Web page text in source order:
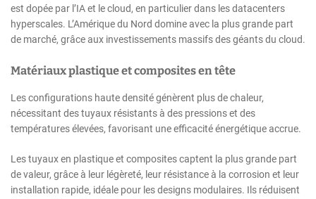
est dopée par l’IA et le cloud, en particulier dans les datacenters
hyperscales. L’Amérique du Nord domine avec la plus grande part
de marché, grâce aux investissements massifs des géants du cloud.
Matériaux plastique et composites en tête
Les configurations haute densité génèrent plus de chaleur,
nécessitant des tuyaux résistants à des pressions et des
températures élevées, favorisant une efficacité énergétique accrue.
Les tuyaux en plastique et composites captent la plus grande part
de valeur, grâce à leur légèreté, leur résistance à la corrosion et leur
installation rapide, idéale pour les designs modulaires. Ils réduisent